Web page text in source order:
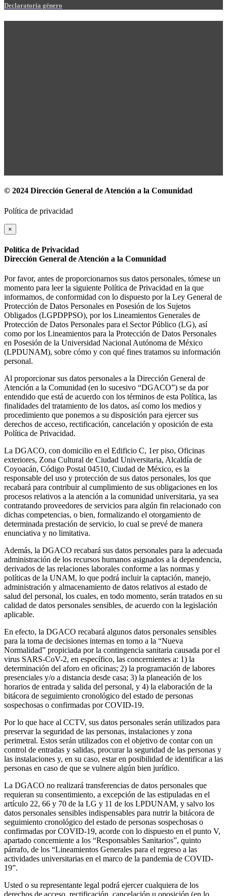
Declaratoria género
© 2024 Dirección General de Atención a la Comunidad
Política de privacidad
×
Política de Privacidad
Dirección General de Atención a la Comunidad
Por favor, antes de proporcionarnos sus datos personales, tómese un
momento para leer la siguiente Política de Privacidad en la que
informamos, de conformidad con lo dispuesto por la Ley General de
Protección de Datos Personales en Posesión de los Sujetos
Obligados (LGPDPPSO), por los Lineamientos Generales de
Protección de Datos Personales para el Sector Público (LG), así
como por los Lineamientos para la Protección de Datos Personales
en Posesión de la Universidad Nacional Autónoma de México
(LPDUNAM), sobre cómo y con qué fines tratamos su información
personal.
Al proporcionar sus datos personales a la Dirección General de
Atención a la Comunidad (en lo sucesivo “DGACO”) se da por
entendido que está de acuerdo con los términos de esta Política, las
finalidades del tratamiento de los datos, así como los medios y
procedimiento que ponemos a su disposición para ejercer sus
derechos de acceso, rectificación, cancelación y oposición de esta
Política de Privacidad.
La DGACO, con domicilio en el Edificio C, 1er piso, Oficinas
exteriores, Zona Cultural de Ciudad Universitaria, Alcaldía de
Coyoacán, Código Postal 04510, Ciudad de México, es la
responsable del uso y protección de sus datos personales, los que
recabará para contribuir al cumplimiento de sus obligaciones en los
procesos relativos a la atención a la comunidad universitaria, ya sea
contratando proveedores de servicios para algún fin relacionado con
dichas competencias, o bien, formalizando el otorgamiento de
determinada prestación de servicio, lo cual se prevé de manera
enunciativa y no limitativa.
Además, la DGACO recabará sus datos personales para la adecuada
administración de los recursos humanos asignados a la dependencia,
derivados de las relaciones laborales conforme a las normas y
políticas de la UNAM, lo que podrá incluir la captación, manejo,
administración y almacenamiento de datos relativos al estado de
salud del personal, los cuales, en todo momento, serán tratados en su
calidad de datos personales sensibles, de acuerdo con la legislación
aplicable.
En efecto, la DGACO recabará algunos datos personales sensibles
para la toma de decisiones internas en torno a la “Nueva
Normalidad” propiciada por la contingencia sanitaria causada por el
virus SARS-CoV-2, en específico, las concernientes a: 1) la
determinación del aforo en oficinas; 2) la programación de labores
presenciales y/o a distancia desde casa; 3) la planeación de los
horarios de entrada y salida del personal, y 4) la elaboración de la
bitácora de seguimiento cronológico del estado de personas
sospechosas o confirmadas por COVID-19.
Por lo que hace al CCTV, sus datos personales serán utilizados para
preservar la seguridad de las personas, instalaciones y zona
perimetral. Estos serán utilizados con el objetivo de contar con un
control de entradas y salidas, procurar la seguridad de las personas y
las instalaciones y, en su caso, estar en posibilidad de identificar a las
personas en caso de que se vulnere algún bien jurídico.
La DGACO no realizará transferencias de datos personales que
requieran su consentimiento, a excepción de las estipuladas en el
artículo 22, 66 y 70 de la LG y 11 de los LPDUNAM, y salvo los
datos personales sensibles indispensables para nutrir la bitácora de
seguimiento cronológico del estado de personas sospechosas o
confirmadas por COVID-19, acorde con lo dispuesto en el punto V,
apartado concerniente a los “Responsables Sanitarios”, quinto
párrafo, de los “Lineamientos Generales para el regreso a las
actividades universitarias en el marco de la pandemia de COVID-
19”.
Usted o su representante legal podrá ejercer cualquiera de los